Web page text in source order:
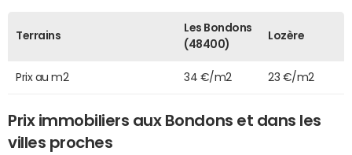
Terrains
Les Bondons
(48400)
Lozère
Prix au m2 34 €/m2 23 €/m2
Prix immobiliers aux Bondons et dans les
villes proches